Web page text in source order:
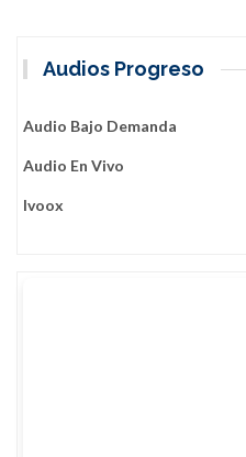
Audios Progreso
Audio Bajo Demanda
Audio En Vivo
Ivoox